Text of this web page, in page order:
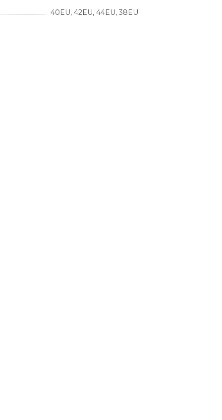
40EU, 42EU, 44EU, 38EU